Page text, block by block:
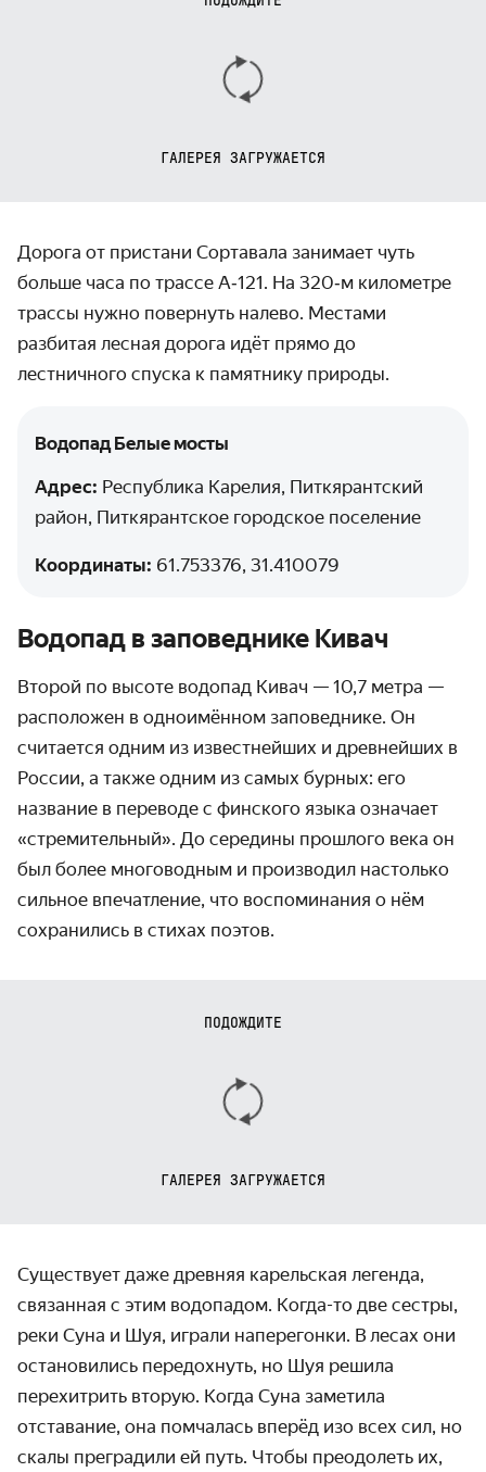
ГАЛЕРЕЯ ЗАГРУЖАЕТСЯ
Дорога от пристани Сортавала занимает чуть
больше часа по трассе А‑121. На 320‑м километре
трассы нужно повернуть налево. Местами
разбитая лесная дорога идёт прямо до
лестничного спуска к памятнику природы.
Водопад ‎Белые мосты
Адрес: Республика Карелия, Питкярантский
район, Питкярантское городское поселение‎
Координаты: 61.753376, 31.410079
Водопад в заповеднике Кивач
Второй по высоте водопад Кивач — 10,7 метра —
расположен в одно­имённом заповед­нике. Он
считается одним из известнейших и древнейших в
России, а также одним из самых бурных: его
название в переводе с финского языка означает
«‎стремитель­ный»‎. До середины прошлого века он
был более многоводным и производил настолько
сильное впечат­ление, что воспоминания о нём
сохранились в стихах поэтов.
ПОДОЖДИТЕ
ГАЛЕРЕЯ ЗАГРУЖАЕТСЯ
Существует даже древняя карельская легенда,
связанная с этим водопадом. Когда-то две сестры,
реки Суна и Шуя, играли наперегонки. В лесах они
остано­вились передохнуть, но Шуя решила
перехитрить вторую. Когда Суна заметила
отставание, она помчалась вперёд изо всех сил, но
скалы преградили ей путь. Чтобы преодолеть их,